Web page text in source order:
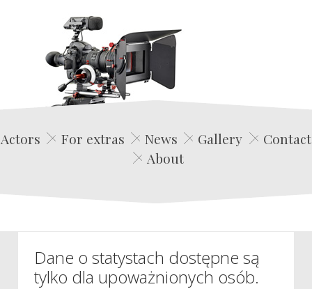
Edwin Film Agencja Aktorska
Actors For extras News Gallery
Contact
About
Dane o statystach dostępne są
tylko dla upoważnionych osób.